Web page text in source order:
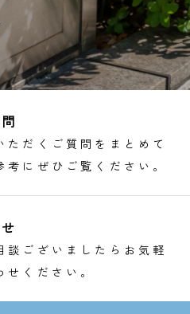
ただくご質問をまとめて
考にぜひご覧ください。
談ございましたらお気軽
せください。